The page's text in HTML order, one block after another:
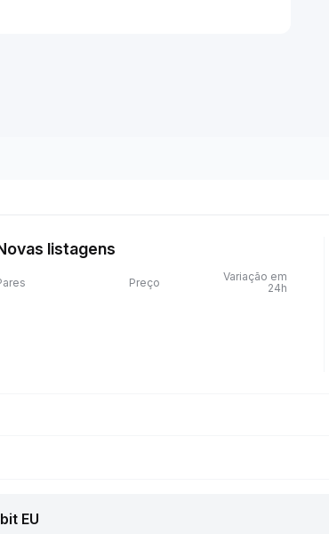
listagens
Preço
Variação em
24h
EU